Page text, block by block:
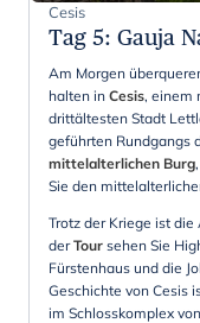
Cesis
Tag 5: Gauja
Am Morgen
halten in Cesis, einem
drittältesten Stadt
geführten Rundgangs
mittelalterlichen Burg
Sie den
Trotz der Kriege ist
derTour sehen Sie
Fürstenhaus und die
Geschichte von Cesis
im Schlosskomplex